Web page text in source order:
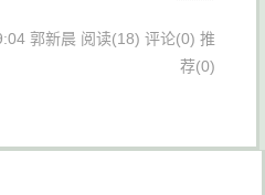
郭新晨 阅读(18) 评论(0) 推
荐(0)